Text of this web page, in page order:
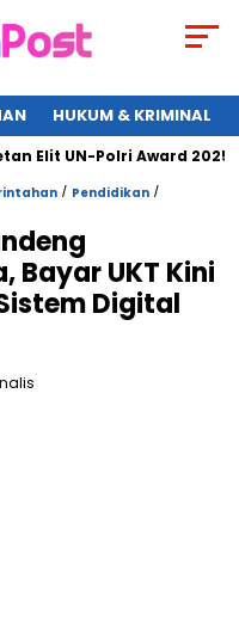
HUKUM & KRIMINAL
UN-Polri Award 2025
/ Pendidikan /
Bayar UKT Kini
Digital